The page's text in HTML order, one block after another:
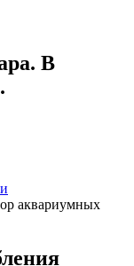
В
аквариумных